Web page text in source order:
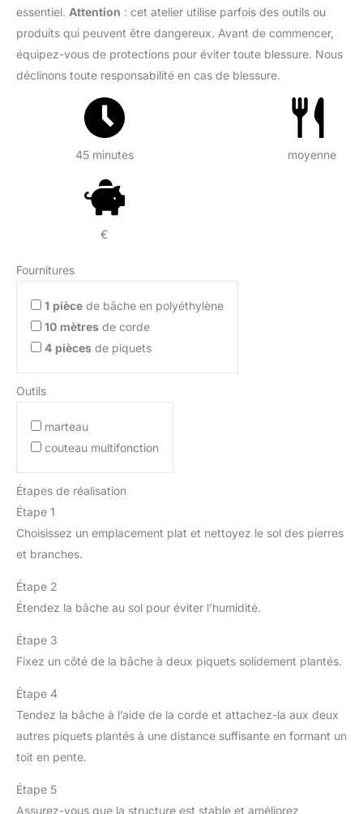
essentiel. Attention : cet atelier utilise parfois des outils ou
produits qui peuvent être dangereux. Avant de commencer,
équipez-vous de protections pour éviter toute blessure. Nous
déclinons toute responsabilité en cas de blessure.
45 minutes moyenne
€
Fournitures
1 pièce de bâche en polyéthylène
10 mètres de corde
4 pièces de piquets
Outils
marteau
couteau multifonction
Étapes de réalisation
Étape 1
Choisissez un emplacement plat et nettoyez le sol des pierres
et branches.
Étape 2
Étendez la bâche au sol pour éviter l’humidité.
Étape 3
Fixez un côté de la bâche à deux piquets solidement plantés.
Étape 4
Tendez la bâche à l’aide de la corde et attachez-la aux deux
autres piquets plantés à une distance suffisante en formant un
toit en pente.
Étape 5
Assurez-vous que la structure est stable et améliorez